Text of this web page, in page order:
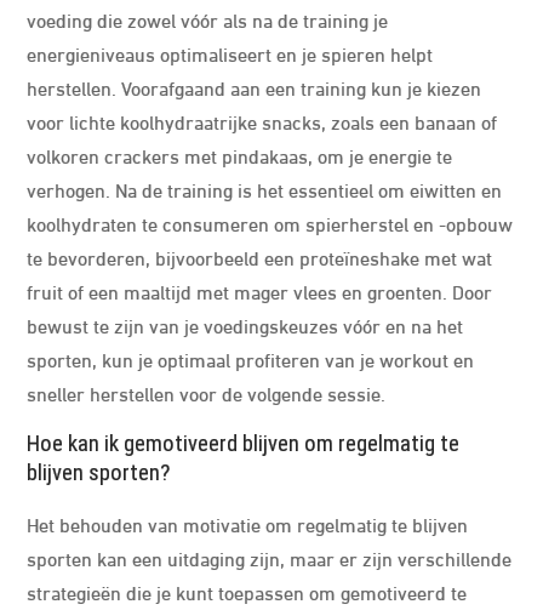
voeding die zowel vóór als na de training je
energieniveaus optimaliseert en je spieren helpt
herstellen. Voorafgaand aan een training kun je kiezen
voor lichte koolhydraatrijke snacks, zoals een banaan of
volkoren crackers met pindakaas, om je energie te
verhogen. Na de training is het essentieel om eiwitten en
koolhydraten te consumeren om spierherstel en -opbouw
te bevorderen, bijvoorbeeld een proteïneshake met wat
fruit of een maaltijd met mager vlees en groenten. Door
bewust te zijn van je voedingskeuzes vóór en na het
sporten, kun je optimaal profiteren van je workout en
sneller herstellen voor de volgende sessie.
Hoe kan ik gemotiveerd blijven om regelmatig te
blijven sporten?
Het behouden van motivatie om regelmatig te blijven
sporten kan een uitdaging zijn, maar er zijn verschillende
strategieën die je kunt toepassen om gemotiveerd te